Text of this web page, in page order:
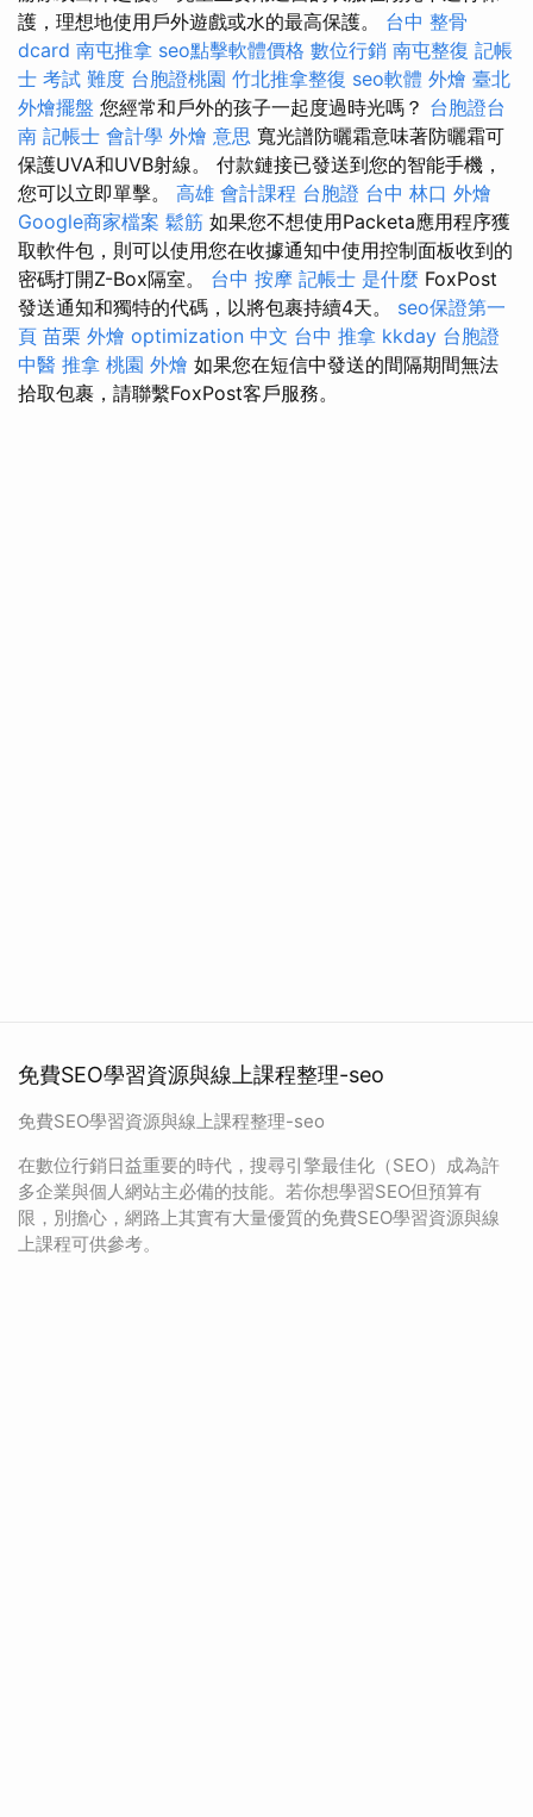
護，理想地使用戶外遊戲或水的最高保護。 台中 整骨
dcard 南屯推拿 seo點擊軟體價格 數位行銷 南屯整復 記帳
士 考試 難度 台胞證桃園 竹北推拿整復 seo軟體 外燴 臺北
外燴擺盤 您經常和戶外的孩子一起度過時光嗎？ 台胞證台
南 記帳士 會計學 外燴 意思 寬光譜防曬霜意味著防曬霜可
保護UVA和UVB射線。 付款鏈接已發送到您的智能手機，
您可以立即單擊。 高雄 會計課程 台胞證 台中 林口 外燴
Google商家檔案 鬆筋 如果您不想使用Packeta應用程序獲
取軟件包，則可以使用您在收據通知中使用控制面板收到的
密碼打開Z-Box隔室。 台中 按摩 記帳士 是什麼 FoxPost
發送通知和獨特的代碼，以將包裹持續4天。 seo保證第一
頁 苗栗 外燴 optimization 中文 台中 推拿 kkday 台胞證
中醫 推拿 桃園 外燴 如果您在短信中發送的間隔期間無法
拾取包裹，請聯繫FoxPost客戶服務。
免費SEO學習資源與線上課程整理-seo
免費SEO學習資源與線上課程整理-seo
在數位行銷日益重要的時代，搜尋引擎最佳化（SEO）成為許
多企業與個人網站主必備的技能。若你想學習SEO但預算有
限，別擔心，網路上其實有大量優質的免費SEO學習資源與線
上課程可供參考。